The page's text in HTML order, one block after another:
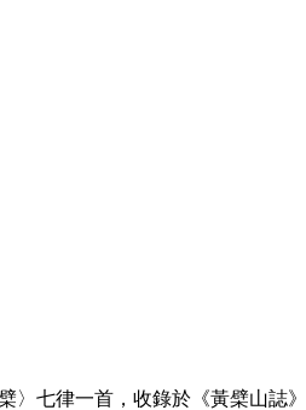
七律一首，收錄於《黃檗山誌